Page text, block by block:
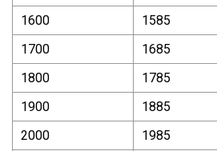
1600
1585
1700
1685
1800
1785
1900
1885
2000
1985